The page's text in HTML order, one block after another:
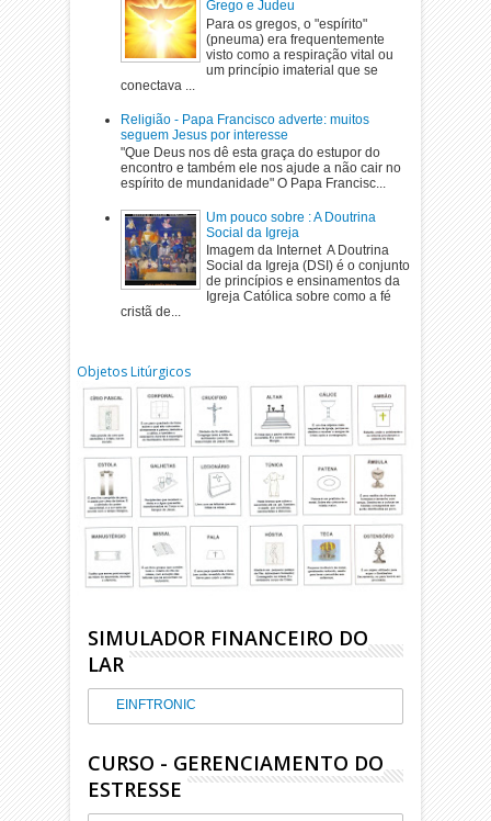
Grego e Judeu
Para os gregos, o "espírito"
(pneuma) era frequentemente
visto como a respiração vital ou
um princípio imaterial que se
conectava ...
Religião - Papa Francisco adverte: muitos
seguem Jesus por interesse
"Que Deus nos dê esta graça do estupor do
encontro e também ele nos ajude a não cair no
espírito de mundanidade" O Papa Francisc...
Um pouco sobre : A Doutrina
Social da Igreja
Imagem da Internet A Doutrina
Social da Igreja (DSI) é o conjunto
de princípios e ensinamentos da
Igreja Católica sobre como a fé
cristã de...
Objetos Litúrgicos
SIMULADOR FINANCEIRO DO
LAR
EINFTRONIC
CURSO - GERENCIAMENTO DO
ESTRESSE